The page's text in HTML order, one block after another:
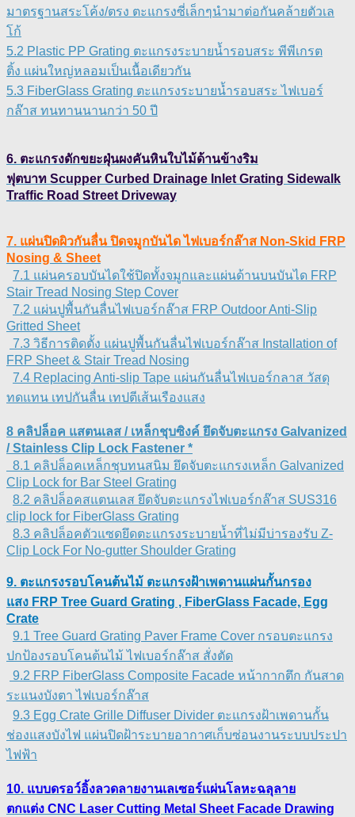
มาตรฐานสระโค้ง/ตรง ตะแกรงซี่เล็กๆนำมาต่อกันคล้ายตัวเล
โก้
5.2 Plastic PP Grating ตะแกรงระบายน้ำรอบสระ พีพีเกรต
ติ้ง แผ่นใหญ่หลอมเป็นเนื้อเดียวกัน
5.3 FiberGlass Grating ตะแกรงระบายน้ำรอบสระ ไฟเบอร์
กล๊าส ทนทานนานกว่า 50 ปี
6. ตะแกรงดักขยะฝุ่นผงคันหินใบไม้ด้านข้างริม
ฟุตบาท Scupper Curbed Drainage Inlet Grating Sidewalk
Traffic Road Street Driveway
7. แผ่นปิดผิวกันลื่น ปิดจมูกบันได ไฟเบอร์กล๊าส Non-Skid FRP
Nosing & Sheet
7.1 แผ่นครอบบันไดใช้ปิดทั้งจมูกและแผ่นด้านบนบันได FRP
Stair Tread Nosing Step Cover
7.2 แผ่นปูพื้นกันลื่นไฟเบอร์กล๊าส FRP Outdoor Anti-Slip
Gritted Sheet
7.3 วิธีการติดตั้ง แผ่นปูพื้นกันลื่นไฟเบอร์กล๊าส Installation of
FRP Sheet & Stair Tread Nosing
7.4 Replacing Anti-slip Tape แผ่นกันลื่นไฟเบอร์กลาส วัสดุ
ทดแทน เทปกันลื่น เทปตีเส้นเรืองแสง
8 คลิปล็อค แสตนเลส / เหล็กชุบซิงค์ ยึดจับตะแกรง Galvanized
/ Stainless Clip Lock Fastener *
8.1 คลิปล็อคเหล็กชุบทนสนิม ยึดจับตะแกรงเหล็ก Galvanized
Clip Lock for Bar Steel Grating
8.2 คลิปล็อคสแตนเลส ยึดจับตะแกรงไฟเบอร์กล๊าส SUS316
clip lock for FiberGlass Grating
8.3 คลิปล็อคตัวแซดยึดตะแกรงระบายน้ำที่ไม่มีบ่ารองรับ Z-
Clip Lock For No-gutter Shoulder Grating
9. ตะแกรงรอบโคนต้นไม้ ตะแกรงฝ้าเพดานแผ่นกั้นกรอง
แสง FRP Tree Guard Grating , FiberGlass Facade, Egg
Crate
9.1 Tree Guard Grating Paver Frame Cover กรอบตะแกรง
ปกป้องรอบโคนต้นไม้ ไฟเบอร์กล๊าส สั่งตัด
9.2 FRP FiberGlass Composite Facade หน้ากากตึก กันสาด
ระแนงบังตา ไฟเบอร์กล๊าส
9.3 Egg Crate Grille Diffuser Divider ตะแกรงฝ้าเพดานกั้น
ช่องแสงบังไฟ แผ่นปิดฝ้าระบายอากาศเก็บซ่อนงานระบบประปา
ไฟฟ้า
10. แบบดรอว์อิ้งลวดลายงานเลเซอร์แผ่นโลหะฉลุลาย
ตกแต่ง CNC Laser Cutting Metal Sheet Facade Drawing